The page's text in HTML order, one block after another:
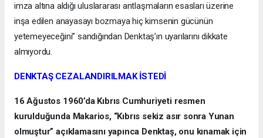
imza altına aldığı uluslararası antlaşmaların esasları üzerine
inşa edilen anayasayı bozmaya hiç kimsenin gücünün
yetemeyeceğini” sandığından Denktaş’ın uyarılarını dikkate
almıyordu.
DENKTAŞ CEZALANDIRILMAK İSTEDİ
16 Ağustos 1960’da Kıbrıs Cumhuriyeti resmen
kurulduğunda Makarios, “Kıbrıs sekiz asır sonra Yunan
olmuştur” açıklamasını yapınca Denktaş, onu kınamak için